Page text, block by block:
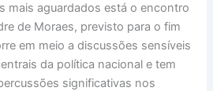
mais aguardados está o encontro
de Moraes, previsto para o fim
em meio a discussões sensíveis
da política nacional e tem
significativas nos